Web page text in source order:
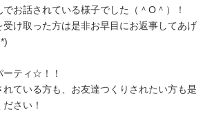
お話されている様子でした（＾O＾）！
受け取った方は是非お早目にお返事してあげ
ーティ☆！！
ている方も、お友達つくりされたい方も是
さい！